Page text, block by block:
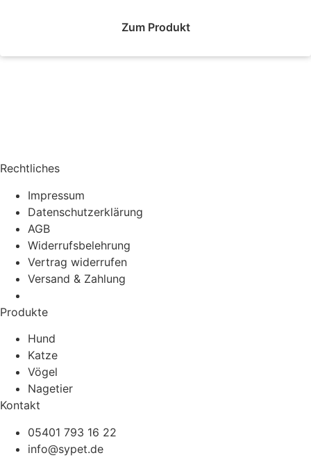
Zum Produkt
Rechtliches
Impressum
Datenschutzerklärung
AGB
Widerrufsbelehrung
Vertrag widerrufen
Versand & Zahlung
Produkte
Hund
Katze
Vögel
Nagetier
Kontakt
05401 793 16 22
info@sypet.de